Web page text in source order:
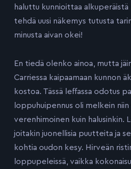
haluttu kunnioittaa alkuperäistä
tehdä uusi näkemys tutusta
minusta aivan okei!
En tiedä olenko ainoa, mutta
Carriessa kaipaamaan kunnon
kostoa. Tässä leffassa odotus
loppuhuipennus oli melkein niin
verenhimoinen kuin halusinkin.
joitakin juonellisia puutteita ja
kohtia oudon kesy. Hirveän
loppupeleissä, vaikka